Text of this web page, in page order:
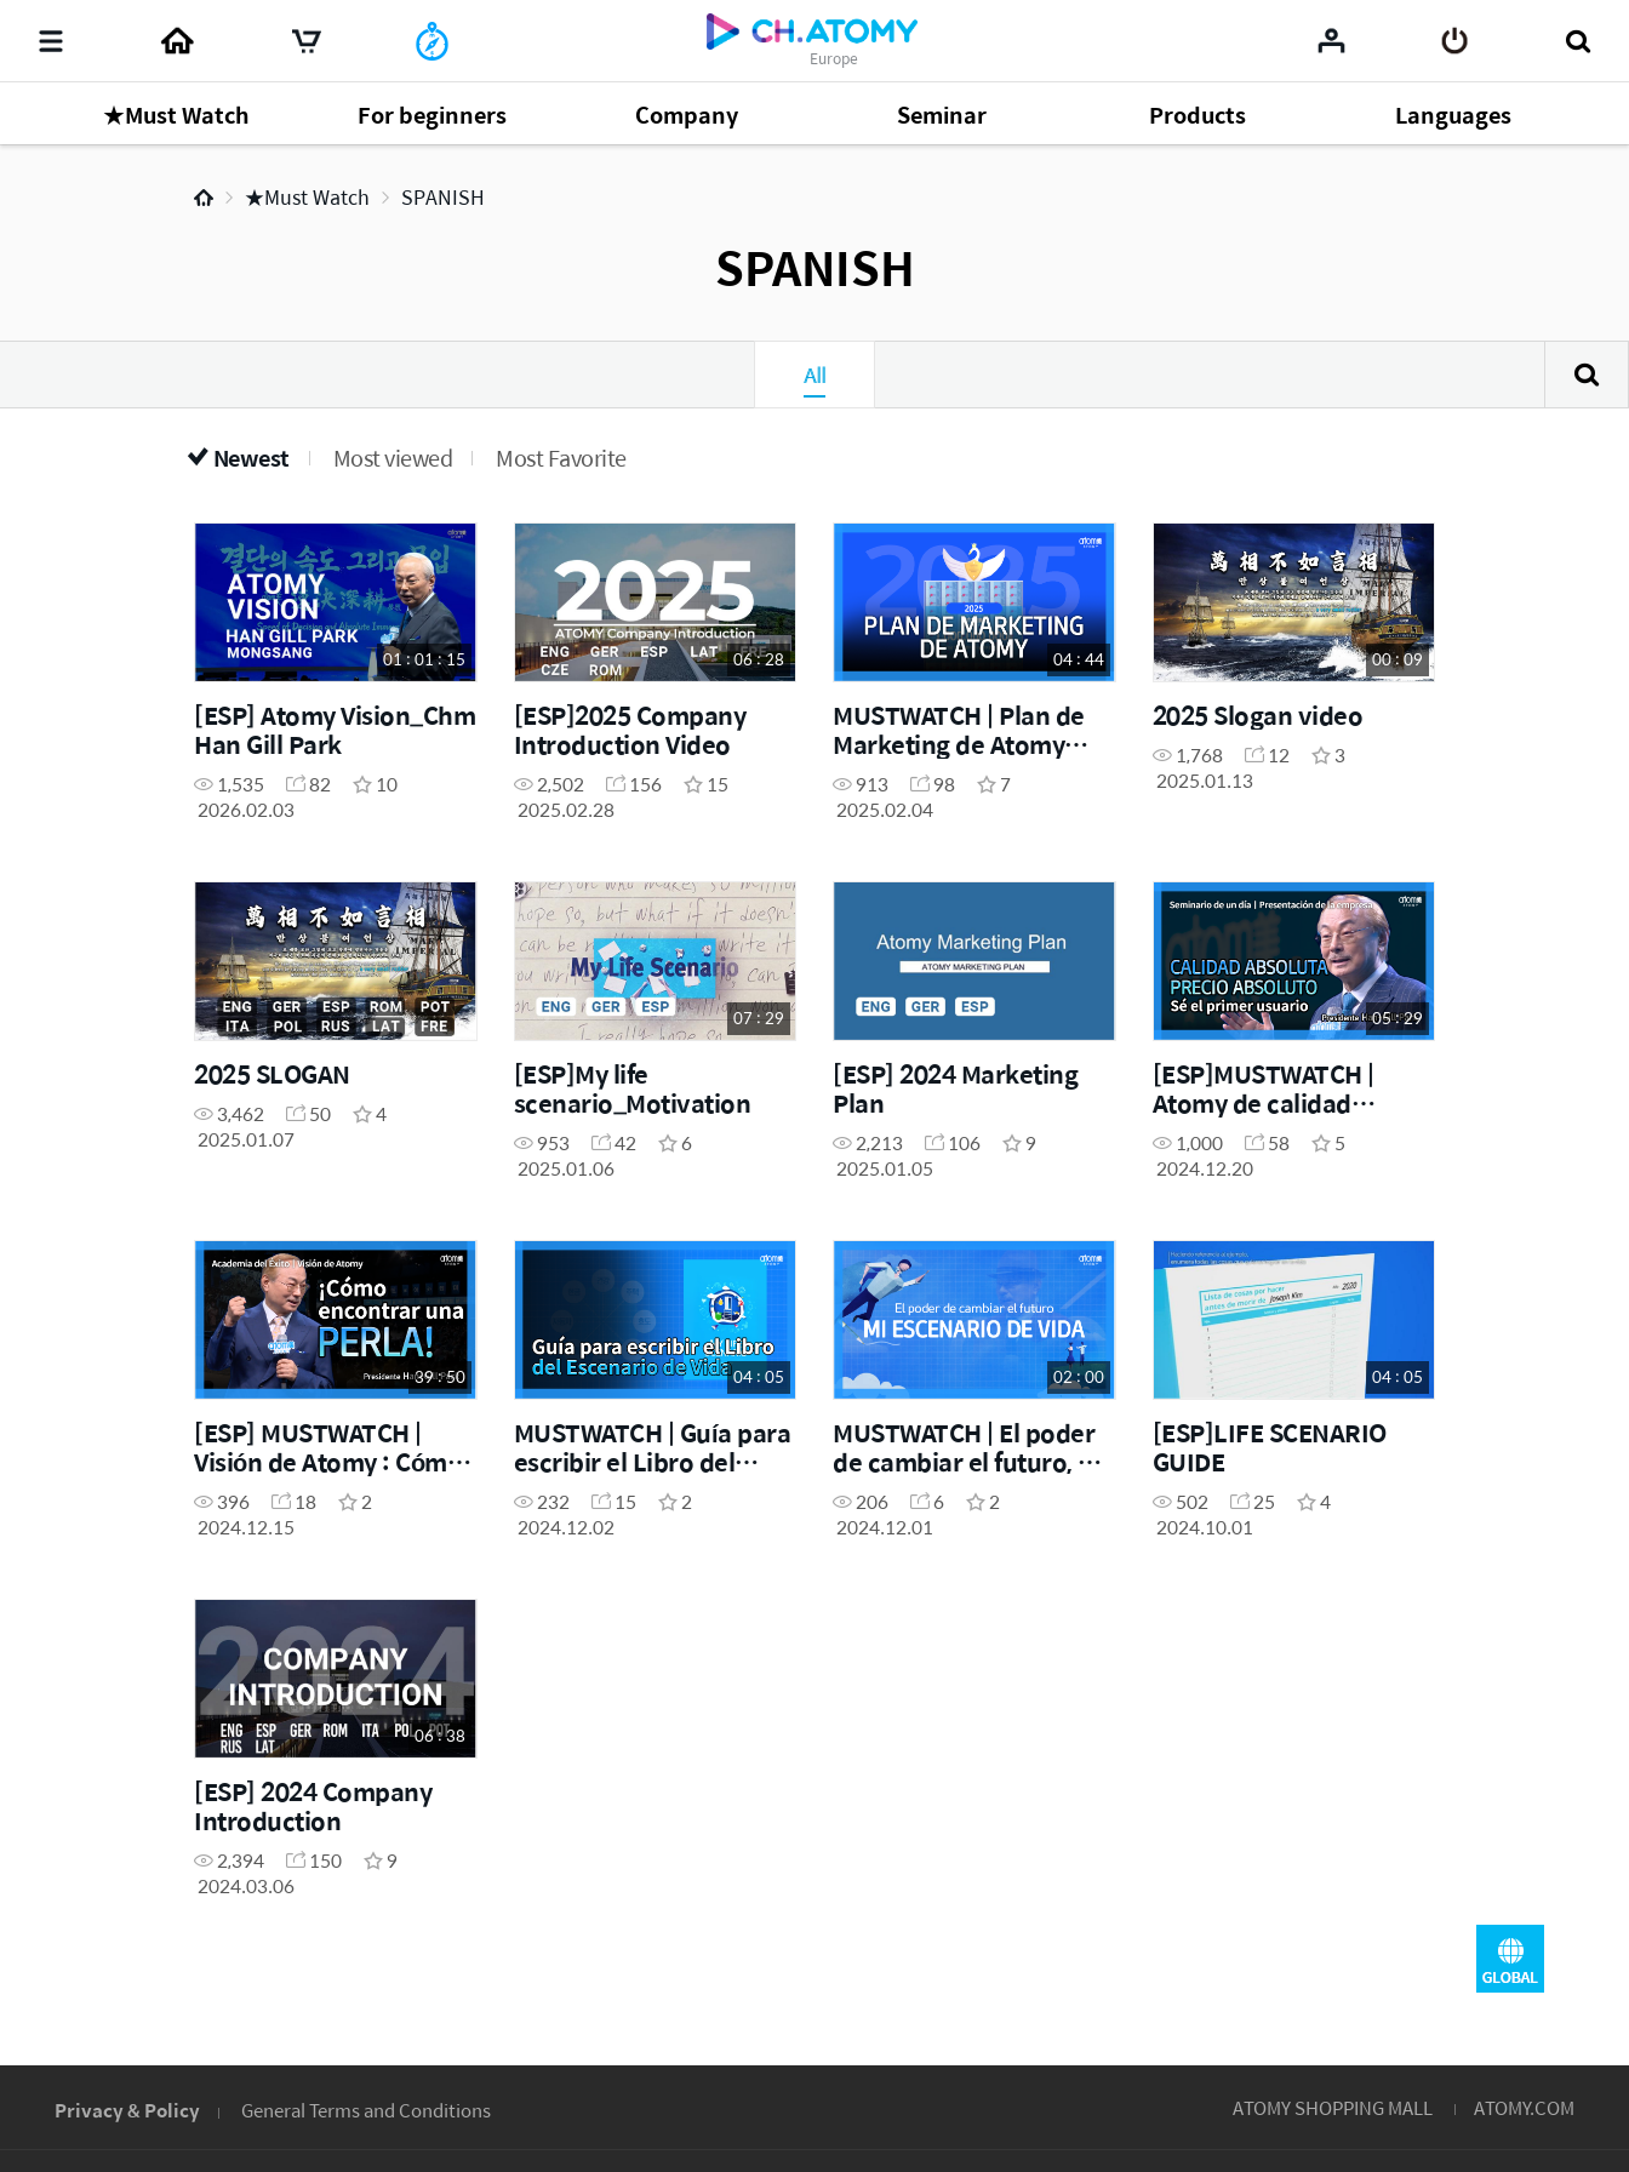
Europe
★Must Watch For beginners Company Seminar Products Languages
★Must Watch SPANISH
SPANISH
All
Newest Most viewed Most Favorite
01 : 01 : 15
[ESP] Atomy Vision_Chm
Han Gill Park
1,535 82
10
2026.02.03
06 : 28
[ESP]2025 Company
Introduction Video
2,502 156
15
2025.02.28
04 : 44
MUSTWATCH | Plan de
Marketing de Atomy
Versión 2025
913 98
7
2025.02.04
00 : 09
2025 Slogan video
1,768 12
3
2025.01.13
2025 SLOGAN
3,462 50
4
2025.01.07
07 : 29
[ESP]My life
scenario_Motivation
953 42
6
2025.01.06
[ESP] 2024 Marketing
Plan
2,213 106
9
2025.01.05
05 : 29
[ESP]MUSTWATCH |
Atomy de calidad
absoluta y precio
absoluto, conviértete en
1,000 58
5
2024.12.20
39 : 50
[ESP] MUSTWATCH |
Visión de Atomy : Cómo
encontrar una perla
396 18
2
2024.12.15
04 : 05
MUSTWATCH | Guía para
escribir el Libro del
Escenario de Vida
232 15
2
2024.12.02
02 : 00
MUSTWATCH | El poder
de cambiar el futuro, mi
Escenario de Vida
206 6
2
2024.12.01
04 : 05
[ESP]LIFE SCENARIO
GUIDE
502 25
4
2024.10.01
06 : 38
[ESP] 2024 Company
Introduction
2,394 150
9
2024.03.06
Privacy & Policy General Terms and Conditions ATOMY SHOPPING MALL ATOMY.COM